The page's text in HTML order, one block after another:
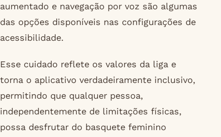
aumentado e navegação por voz são algumas
das opções disponíveis nas configurações de
acessibilidade.
Esse cuidado reflete os valores da liga e
torna o aplicativo verdadeiramente inclusivo,
permitindo que qualquer pessoa,
independentemente de limitações físicas,
possa desfrutar do basquete feminino